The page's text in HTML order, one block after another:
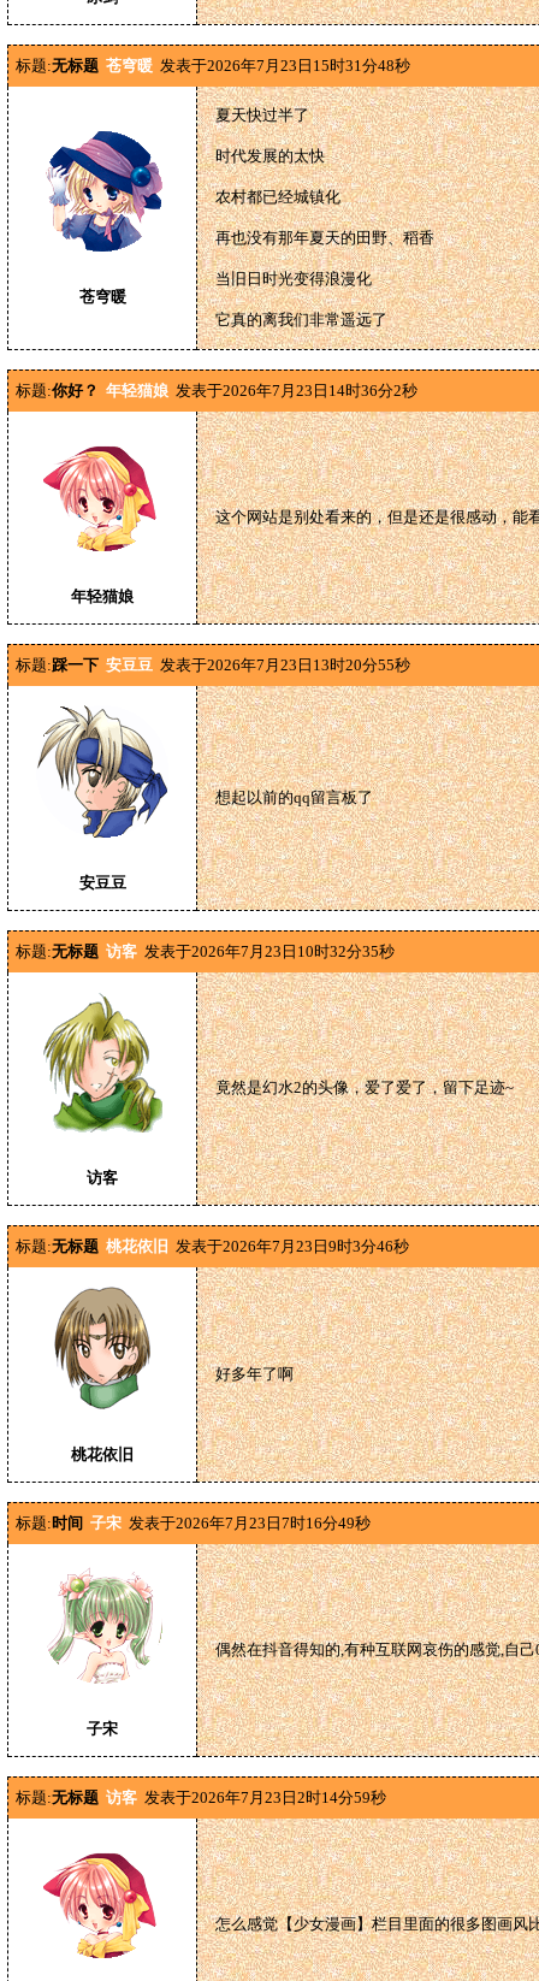
标题:无标题 苍穹暖 发表于2026年7月23日15时31分48秒
苍穹暖
夏天快过半了
时代发展的太快
农村都已经城镇化
再也没有那年夏天的田野、稻香
当旧日时光变得浪漫化
它真的离我们非常遥远了
标题:你好？ 年轻猫娘 发表于2026年7月23日14时36分2秒
年轻猫娘
这个网站是别处看来的，但是还是很感动，能
标题:踩一下 安豆豆 发表于2026年7月23日13时20分55秒
安豆豆
想起以前的qq留言板了
标题:无标题 访客 发表于2026年7月23日10时32分35秒
访客
竟然是幻水2的头像，爱了爱了，留下足迹~
标题:无标题 桃花依旧 发表于2026年7月23日9时3分46秒
桃花依旧
好多年了啊
标题:时间 子宋 发表于2026年7月23日7时16分49秒
子宋
偶然在抖音得知的,有种互联网哀伤的感觉,自
标题:无标题 访客 发表于2026年7月23日2时14分59秒
怎么感觉【少女漫画】栏目里面的很多图画风